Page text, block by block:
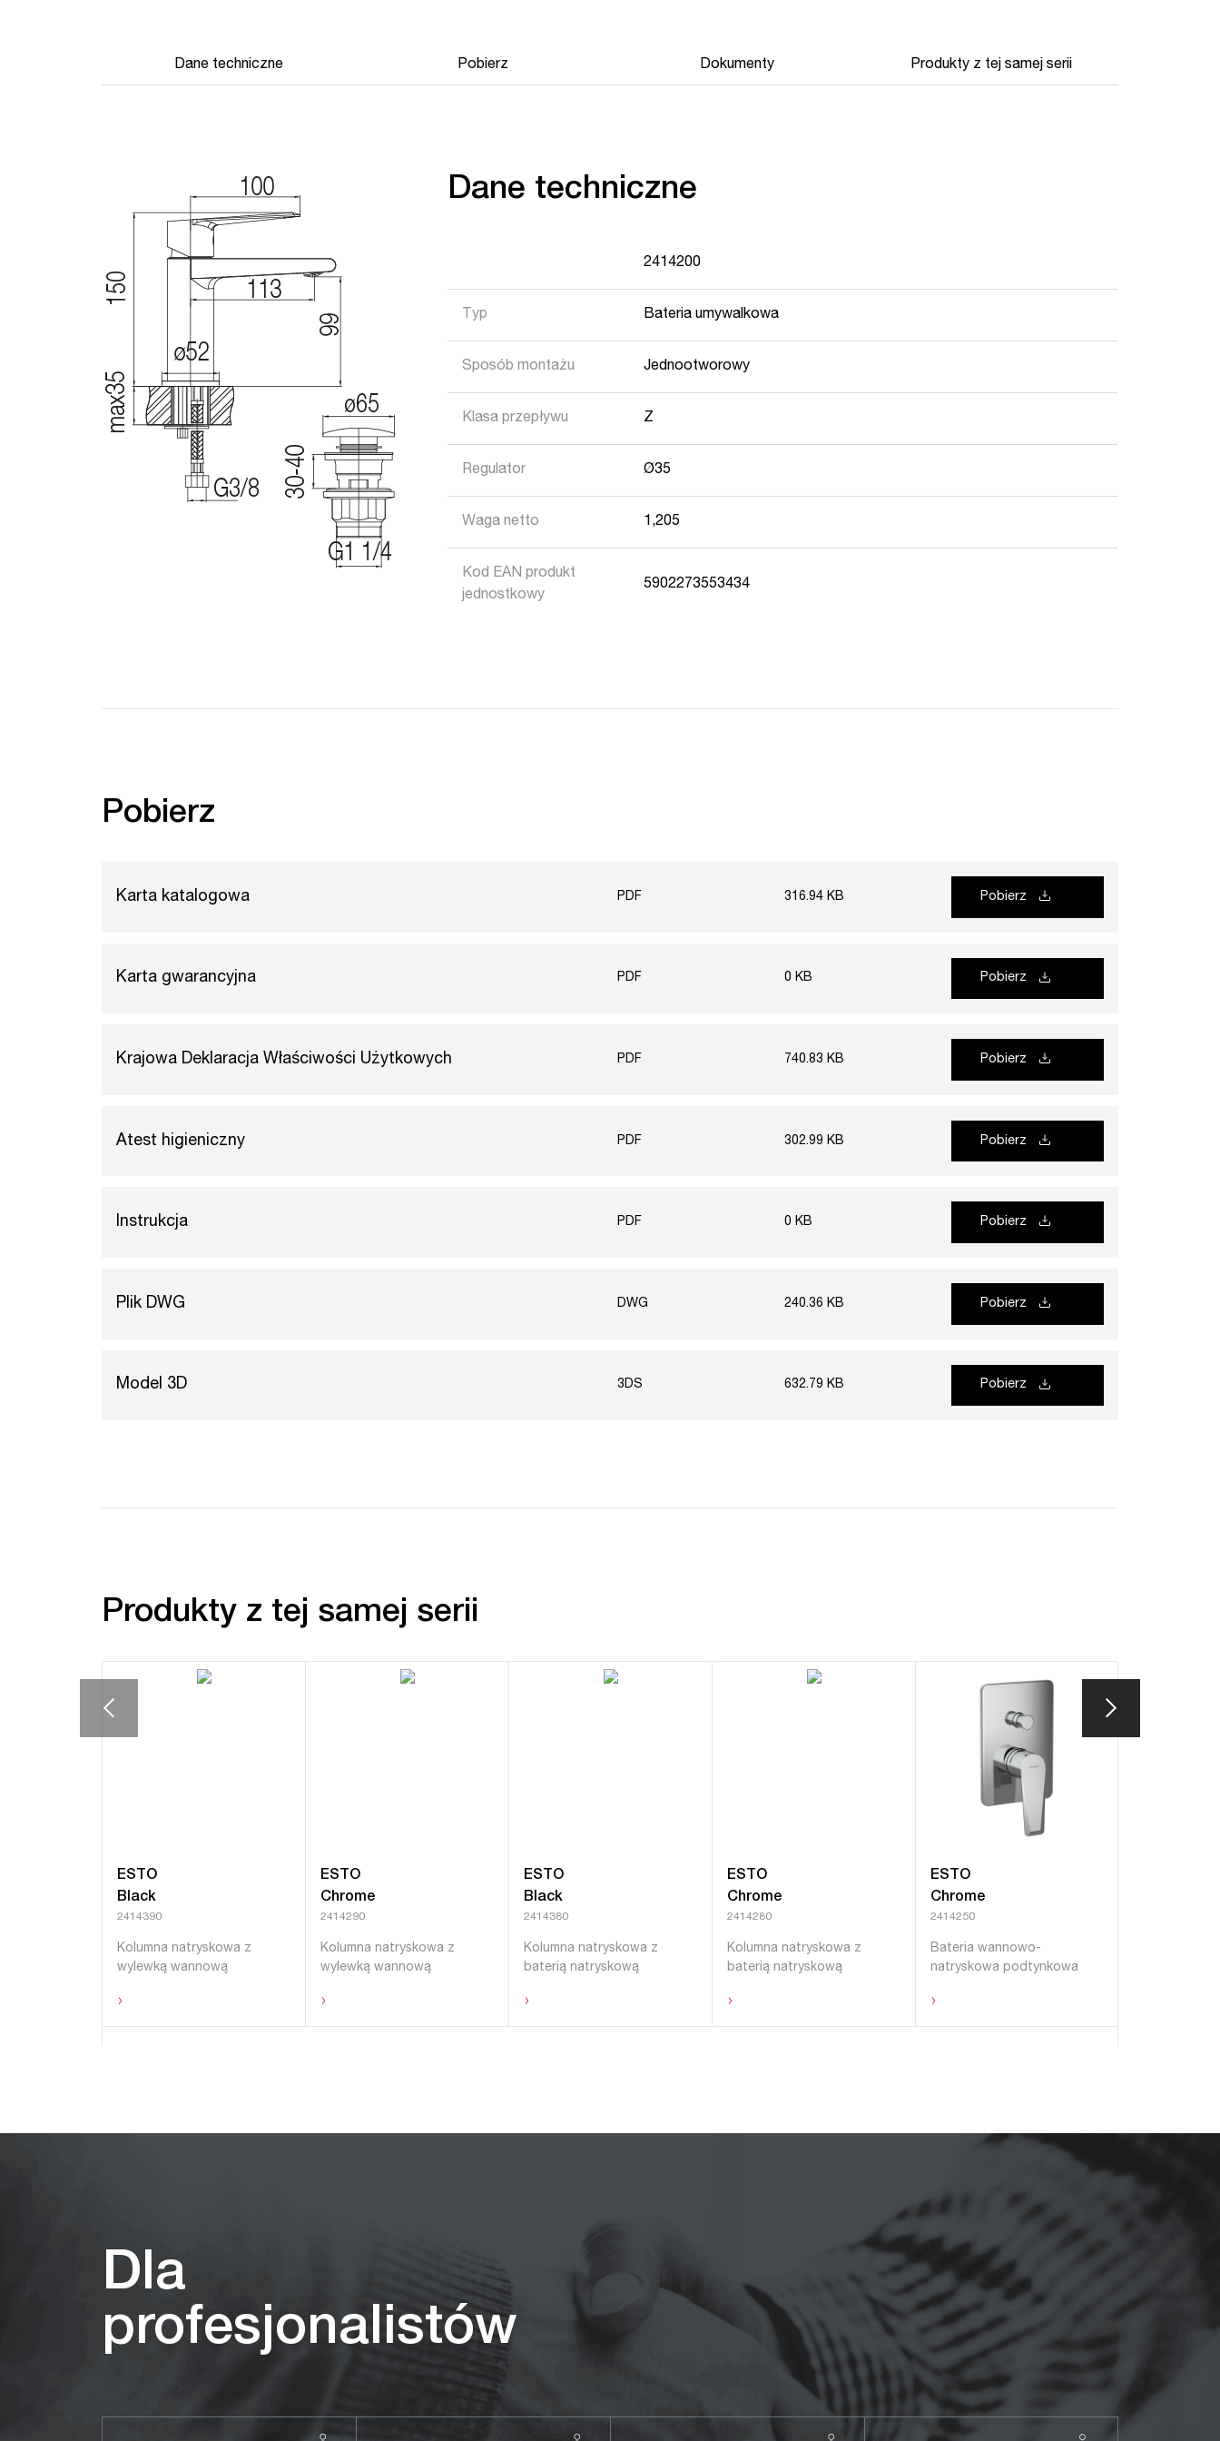
Dane techniczne Pobierz Dokumenty Produkty z tej samej serii
Dane techniczne
2414200
Typ Bateria umywalkowa
Sposób montażu Jednootworowy
Klasa przepływu Z
Regulator Ø35
Waga netto 1,205
Kod EAN produkt
jednostkowy
5902273553434
Pobierz
Karta katalogowa PDF 316.94 KB Pobierz
Karta gwarancyjna PDF 0 KB Pobierz
Krajowa Deklaracja Właściwości Użytkowych PDF 740.83 KB Pobierz
Atest higieniczny PDF 302.99 KB Pobierz
Instrukcja PDF 0 KB Pobierz
Plik DWG DWG 240.36 KB Pobierz
Model 3D 3DS 632.79 KB Pobierz
Produkty z tej samej serii
ESTO
Black
2414390
Kolumna natryskowa z
wylewką wannową
›
ESTO
Chrome
2414290
Kolumna natryskowa z
wylewką wannową
›
ESTO
Black
2414380
Kolumna natryskowa z
baterią natryskową
›
ESTO
Chrome
2414280
Kolumna natryskowa z
baterią natryskową
›
ESTO
Chrome
2414250
Bateria wannowo-
natryskowa podtynkowa
›
Dla
profesjonalistów